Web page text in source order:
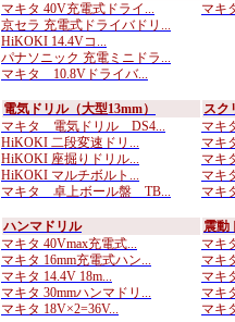
マキタ 40V充電式ドライ...
京セラ 充電式ドライバドリ...
HiKOKI 14.4Vコ...
パナソニック 充電ミニドラ...
マキタ 10.8Vドライバ...
マキ
電気ドリル（大型13mm）
マキタ 電気ドリル DS4...
HiKOKI 二段変速ドリ...
HiKOKI 座掘りドリル...
HiKOKI マルチボルト...
マキタ 卓上ボール盤 TB...
スク
マキ
マキ
マキ
マキ
マキ
ハンマドリル
マキタ 40Vmax充電式...
マキタ 16mm充電式ハン...
マキタ 14.4V 18m...
マキタ 30mmハンマドリ...
マキタ 18V×2=36V...
震動
マキ
マキ
マキ
マキ
マキ